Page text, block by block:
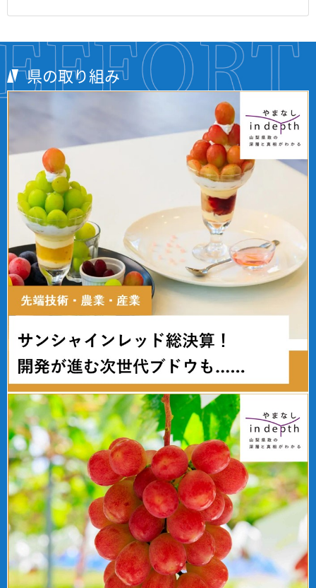
県の取り組み